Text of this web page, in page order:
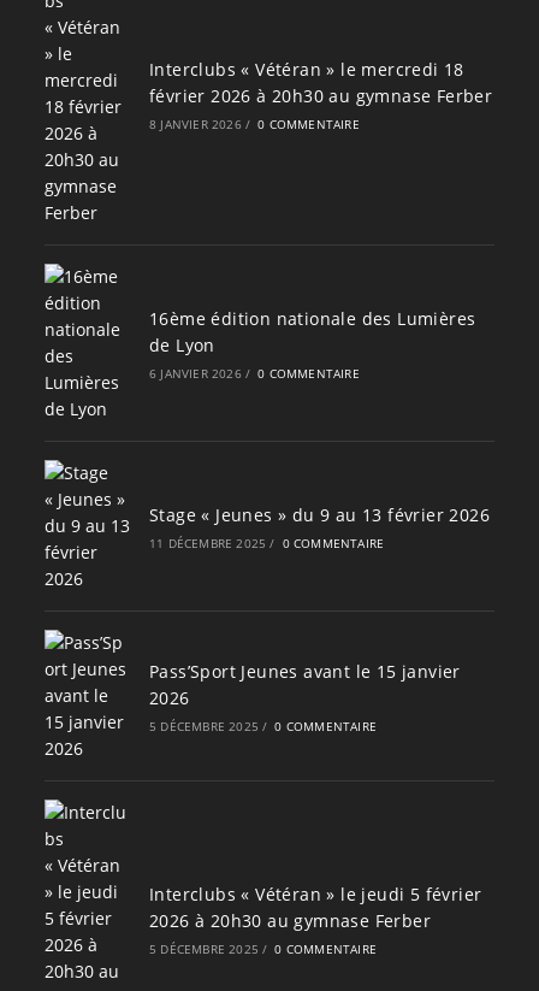
Interclubs « Vétéran » le mercredi 18
février 2026 à 20h30 au gymnase Ferber
8 JANVIER 2026 / 0 COMMENTAIRE
16ème édition nationale des Lumières
de Lyon
6 JANVIER 2026 / 0 COMMENTAIRE
Stage « Jeunes » du 9 au 13 février 2026
11 DÉCEMBRE 2025 / 0 COMMENTAIRE
Pass’Sport Jeunes avant le 15 janvier
2026
5 DÉCEMBRE 2025 / 0 COMMENTAIRE
Interclubs « Vétéran » le jeudi 5 février
2026 à 20h30 au gymnase Ferber
5 DÉCEMBRE 2025 / 0 COMMENTAIRE